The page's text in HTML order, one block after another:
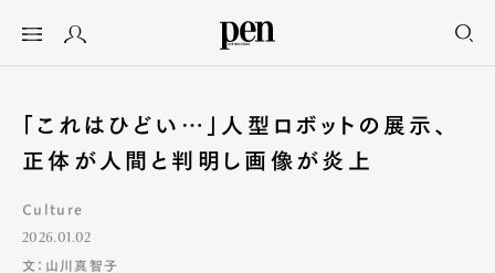
「これはひどい…」人型ロボットの展示、
正体が人間と判明し画像が炎上
Culture
2026.01.02
文：山川真智子